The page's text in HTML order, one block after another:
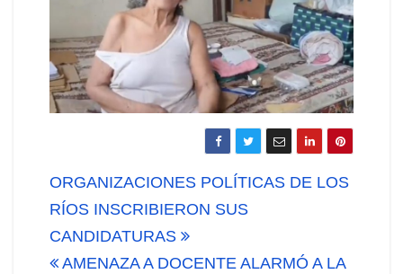
Navegación
de
entradas
ORGANIZACIONES POLÍTICAS DE LOS
RÍOS INSCRIBIERON SUS
CANDIDATURAS
AMENAZA A DOCENTE ALARMÓ A LA